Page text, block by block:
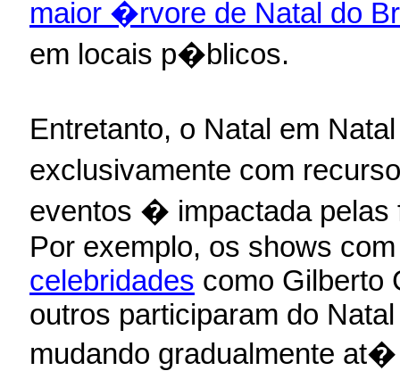
maior �rvore de Natal do
em locais p�blicos.
Entretanto, o Natal em
exclusivamente com
eventos � impactada
Por exemplo, os shows
celebridades como Gilberto
outros participaram do
mudando gradualmente